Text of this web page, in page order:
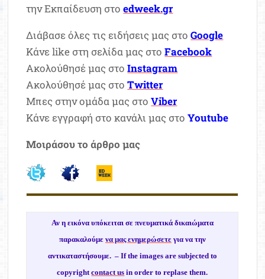
την Εκπαίδευση στοedweek.gr
Διάβασε όλες τις ειδήσεις μας στοGoogle
Κάνε like στη σελίδα μας στοFacebook
Ακολούθησέ μας στοInstagram
Ακολούθησέ μας στοTwitter
Μπες στην ομάδα μας στοViber
Κάνε εγγραφή στο κανάλι μας στοYoutube
Μοιράσου το άρθρο μας
Αν η εικόνα υπόκειται σε πνευματικά δικαιώματα
παρακαλούμε να μας ενημερώσετεγια να την
αντικαταστήσουμε. – If the images are subjected to
copyrightcontact us in order to replase them.